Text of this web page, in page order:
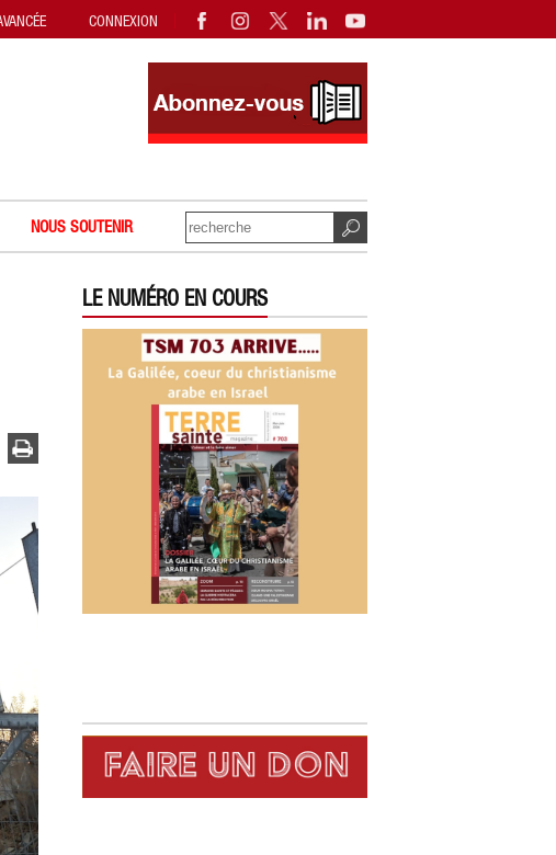
NOUS SOUTENIR
LE NUMÉRO EN COURS
CONNEXION